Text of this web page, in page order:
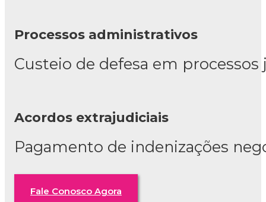
Processos administrativos
Custeio de defesa em
Acordos extrajudiciais
Pagamento de indenizações
Fale Conosco Agora